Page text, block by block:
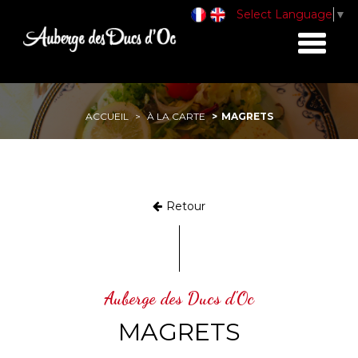
Toggle
Select Language ▼
ACCUEIL À LA CARTE MAGRETS
Retour
Auberge des Ducs d'Oc
MAGRETS